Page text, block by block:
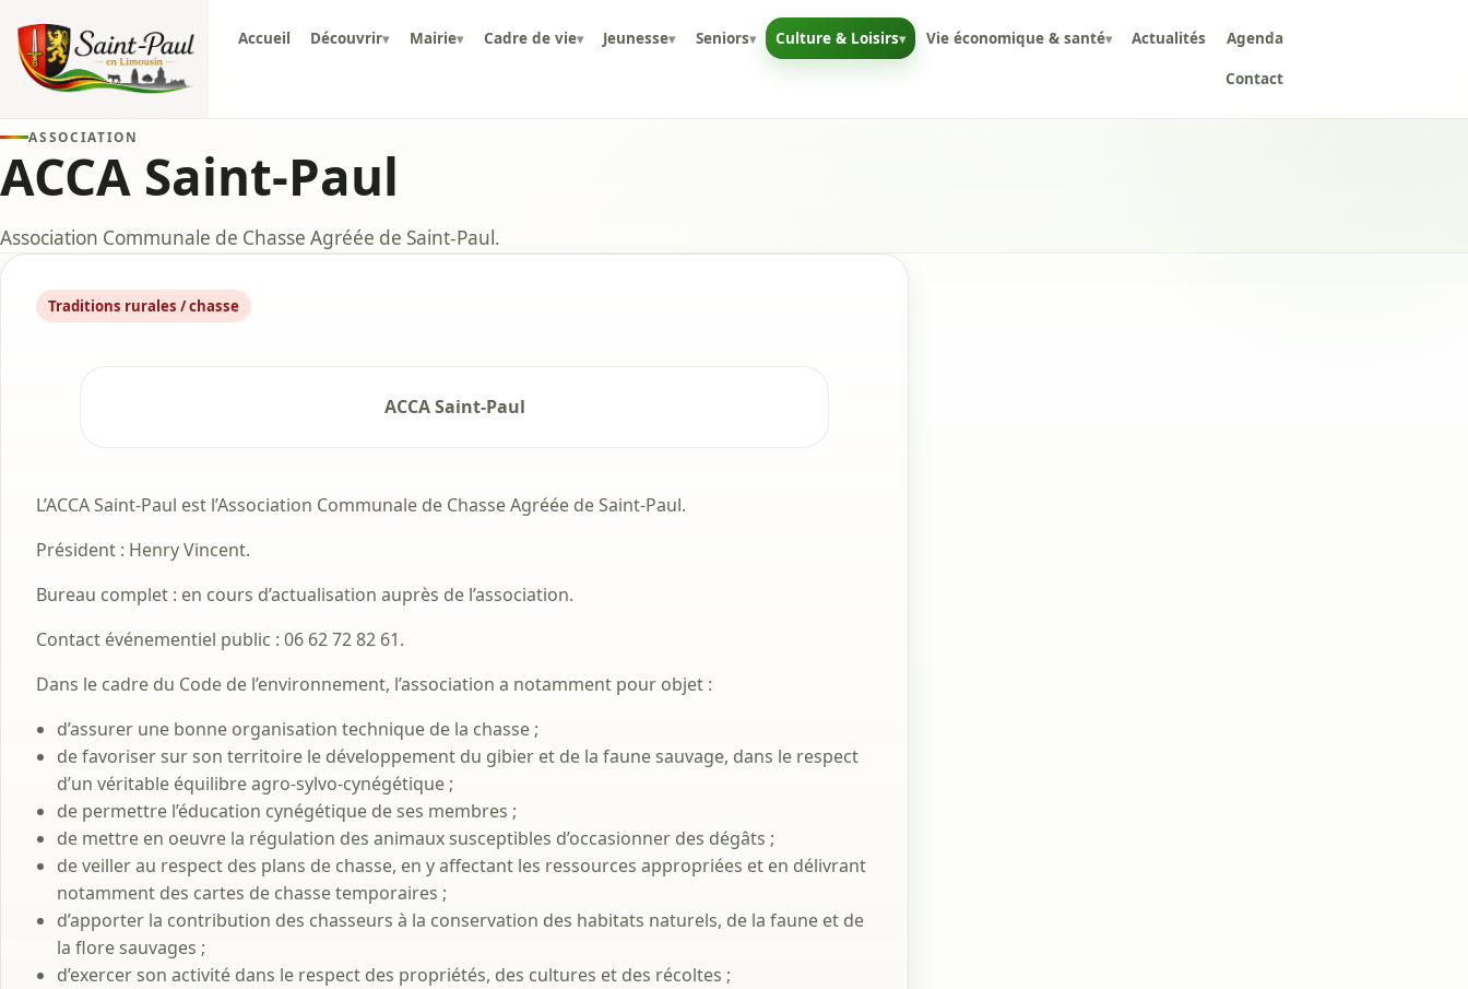
Accueil Découvrir▾ Mairie▾ Cadre de vie▾ Jeunesse▾ Seniors▾ Culture & Loisirs▾ Vie économique & santé▾ Actualités Agenda
Contact
ASSOCIATION
ACCA Saint-Paul
Association Communale de Chasse Agréée de Saint-Paul.
Traditions rurales / chasse
ACCA Saint-Paul
L’ACCA Saint-Paul est l’Association Communale de Chasse Agréée de Saint-Paul.
Président : Henry Vincent.
Bureau complet : en cours d’actualisation auprès de l’association.
Contact événementiel public : 06 62 72 82 61.
Dans le cadre du Code de l’environnement, l’association a notamment pour objet :
d’assurer une bonne organisation technique de la chasse ;
de favoriser sur son territoire le développement du gibier et de la faune sauvage, dans le respect
d’un véritable équilibre agro-sylvo-cynégétique ;
de permettre l’éducation cynégétique de ses membres ;
de mettre en oeuvre la régulation des animaux susceptibles d’occasionner des dégâts ;
de veiller au respect des plans de chasse, en y affectant les ressources appropriées et en délivrant
notamment des cartes de chasse temporaires ;
d’apporter la contribution des chasseurs à la conservation des habitats naturels, de la faune et de
la flore sauvages ;
d’exercer son activité dans le respect des propriétés, des cultures et des récoltes ;